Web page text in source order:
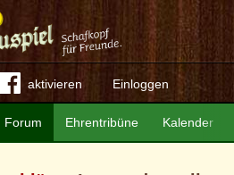
aktivieren Einloggen
Forum Ehrentribüne Kalender